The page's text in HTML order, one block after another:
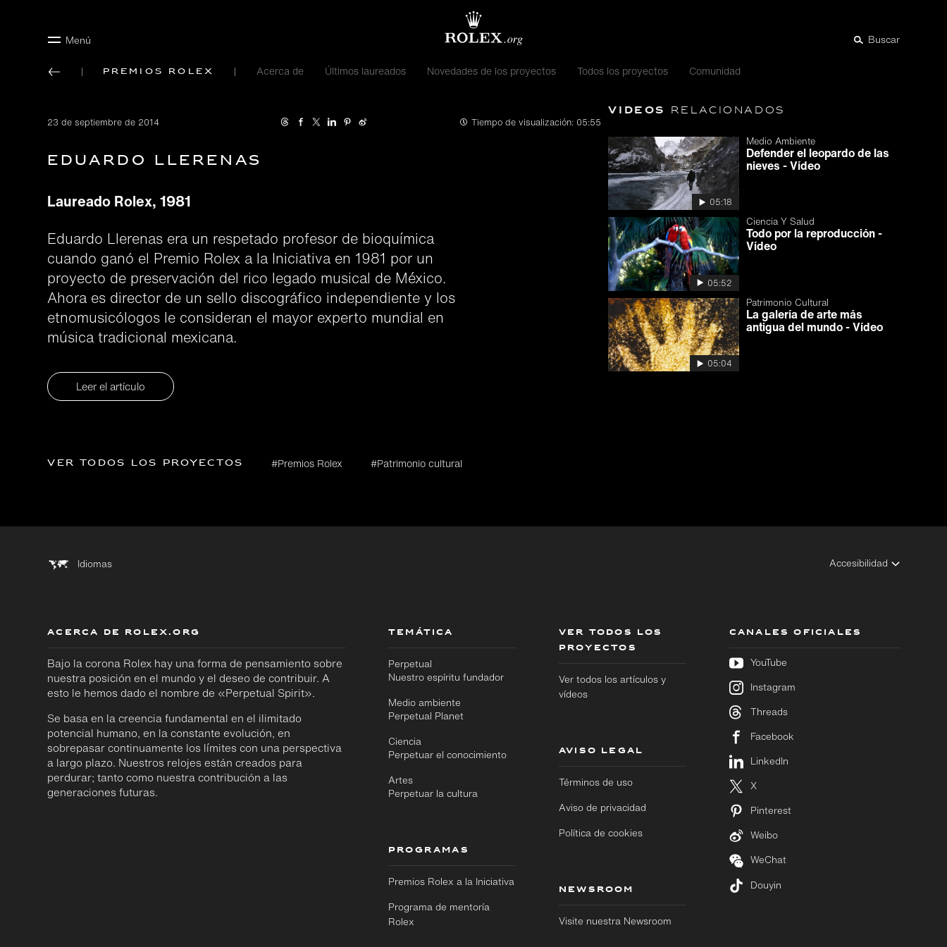
Menú Buscar
Premios Rolex Acerca de Últimos laureados Novedades de los proyectos Todos los proyectos Comunidad
23 de septiembre de 2014 Tiempo de visualización: 05:55
Eduardo Llerenas
Laureado Rolex, 1981
Eduardo Llerenas era un respetado profesor de bioquímica
cuando ganó el Premio Rolex a la Iniciativa en 1981 por un
proyecto de preservación del rico legado musical de México.
Ahora es director de un sello discográfico independiente y los
etnomusicólogos le consideran el mayor experto mundial en
música tradicional mexicana.
Leer el artículo
Vídeos relacionados
05:18
Medio Ambiente
Defender el leopardo de las
nieves - Vídeo
05:52
Ciencia Y Salud
Todo por la reproducción -
Vídeo
05:04
Patrimonio Cultural
La galería de arte más
antigua del mundo - Vídeo
Ver todos los proyectos #Premios Rolex #Patrimonio cultural
Idiomas Accesibilidad
ACERCA DE ROLEX.ORG
Bajo la corona Rolex hay una forma de pensamiento sobre
nuestra posición en el mundo y el deseo de contribuir. A
esto le hemos dado el nombre de «Perpetual Spirit».
Se basa en la creencia fundamental en el ilimitado
potencial humano, en la constante evolución, en
sobrepasar continuamente los límites con una perspectiva
a largo plazo. Nuestros relojes están creados para
perdurar; tanto como nuestra contribución a las
generaciones futuras.
TEMÁTICA
Perpetual
Nuestro espíritu fundador
Medio ambiente
Perpetual Planet
Ciencia
Perpetuar el conocimiento
Artes
Perpetuar la cultura
PROGRAMAS
Premios Rolex a la Iniciativa
Programa de mentoría
Rolex
VER TODOS LOS
PROYECTOS
Ver todos los artículos y
vídeos
AVISO LEGAL
Términos de uso
Aviso de privacidad
Política de cookies
NEWSROOM
Visite nuestra Newsroom
CANALES OFICIALES
YouTube
Instagram
Threads
Facebook
LinkedIn
X
Pinterest
Weibo
WeChat
Douyin